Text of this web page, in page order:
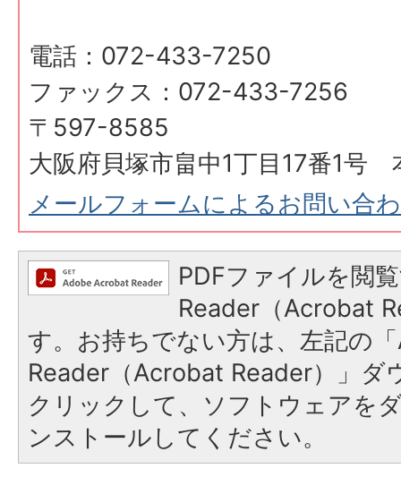
電話：072-433-7250
ファックス：072-433-7256
〒597-8585
大阪府貝塚市畠中1丁目17番1号
メールフォームによるお問い合
PDFファイルを閲
Reader（Acrobat
す。お持ちでない方は、左記の
Reader（Acrobat Reader）」ダ
クリックして、ソフトウェアを
ンストールしてください。